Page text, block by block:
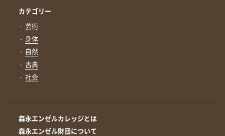
カテゴリー
芸術
身体
自然
古典
社会
森永エンゼルカレッジとは
森永エンゼル財団について